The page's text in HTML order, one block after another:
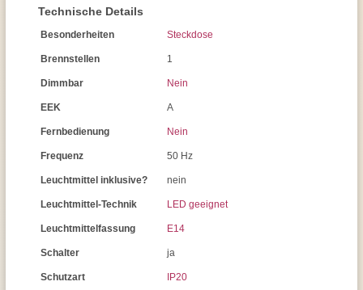
Technische Details
Besonderheiten Steckdose
Brennstellen 1
Dimmbar Nein
EEK A
Fernbedienung Nein
Frequenz 50 Hz
Leuchtmittel inklusive? nein
Leuchtmittel-Technik LED geeignet
Leuchtmittelfassung E14
Schalter ja
Schutzart IP20